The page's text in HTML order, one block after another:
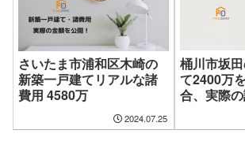
さいたま市浦和区木崎の
新築一戸建てリアルな諸
費用 4580万
2024.07.25
桶川市坂
て2400万
合、実際